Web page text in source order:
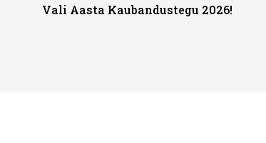
Vali Aasta Kaubandustegu 2026!